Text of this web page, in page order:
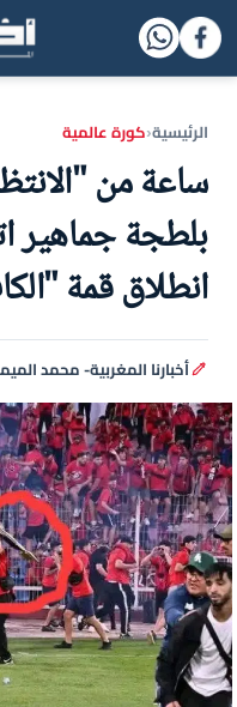
الرئيسية‹كورة عالمية
ساعة من
بلطجة جماهير
انطلاق قمة
أخبارنا المغربية- محمد